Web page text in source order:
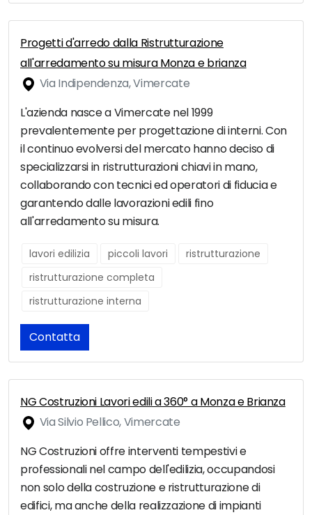
Progetti d'arredo dalla Ristrutturazione
all'arredamento su misura Monza e brianza
Via Indipendenza, Vimercate
L'azienda nasce a Vimercate nel 1999
prevalentemente per progettazione di interni. Con
il continuo evolversi del mercato hanno deciso di
specializzarsi in ristrutturazioni chiavi in mano,
collaborando con tecnici ed operatori di fiducia e
garantendo dalle lavorazioni edili fino
all'arredamento su misura.
lavori edilizia piccoli lavori
ristrutturazione
ristrutturazione completa
ristrutturazione interna
Contatta
NG Costruzioni Lavori edili a 360° a Monza e Brianza
Via Silvio Pellico, Vimercate
NG Costruzioni offre interventi tempestivi e
professionali nel campo dell'edilizia, occupandosi
non solo della costruzione e ristrutturazione di
edifici, ma anche della realizzazione di impianti